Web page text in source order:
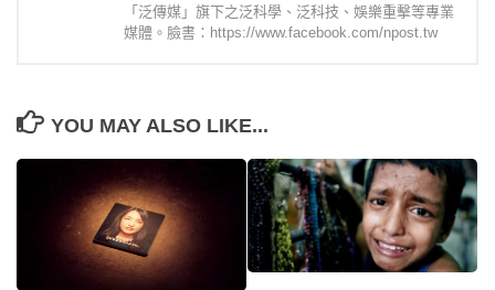
「泛傳媒」旗下之泛科學、泛科技、娛樂重擊等專業
媒體。臉書：https://www.facebook.com/npost.tw
YOU MAY ALSO LIKE...